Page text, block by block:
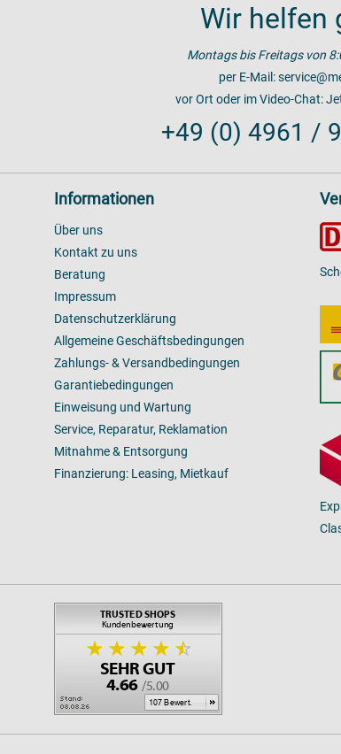
Wir helfen
Montags bis Freitags von
per E-Mail:
vor Ort oder im Video-Chat:
+49 (0) 4961 /
Informationen
Über uns
Kontakt zu uns
Beratung
Impressum
Datenschutzerklärung
Allgemeine Geschäftsbedingungen
Zahlungs- & Versandbedingungen
Garantiebedingungen
Einweisung und Wartung
Service, Reparatur, Reklamation
Mitnahme & Entsorgung
Finanzierung: Leasing, Mietkauf